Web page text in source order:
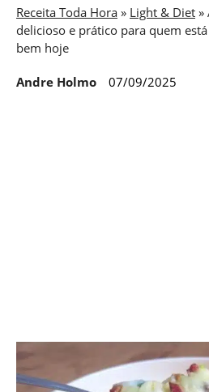
Receita Toda Hora » Light & Diet »
delicioso e prático para quem
bem hoje
Andre Holmo 07/09/2025